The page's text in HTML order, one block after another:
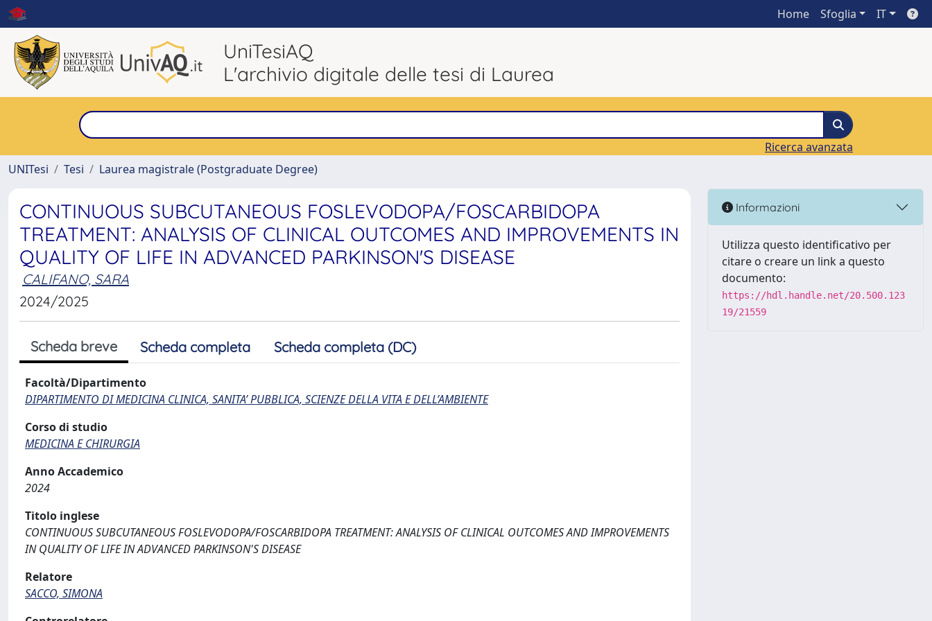
Home Sfoglia IT
UniTesiAQ
L'archivio digitale delle tesi di Laurea
Ricerca avanzata
UNITesi
Tesi Laurea magistrale (Postgraduate Degree)
CONTINUOUS SUBCUTANEOUS FOSLEVODOPA/FOSCARBIDOPA
TREATMENT: ANALYSIS OF CLINICAL OUTCOMES AND IMPROVEMENTS IN
QUALITY OF LIFE IN ADVANCED PARKINSON'S DISEASE
CALIFANO, SARA
2024/2025
Scheda breve Scheda completa Scheda completa (DC)
Facoltà/Dipartimento
DIPARTIMENTO DI MEDICINA CLINICA, SANITA’ PUBBLICA, SCIENZE DELLA VITA E DELL’AMBIENTE
Corso di studio
MEDICINA E CHIRURGIA
Anno Accademico
2024
Titolo inglese
CONTINUOUS SUBCUTANEOUS FOSLEVODOPA/FOSCARBIDOPA TREATMENT: ANALYSIS OF CLINICAL OUTCOMES AND IMPROVEMENTS
IN QUALITY OF LIFE IN ADVANCED PARKINSON'S DISEASE
Relatore
SACCO, SIMONA
Informazioni
Utilizza questo identificativo per
citare o creare un link a questo
documento:
https://hdl.handle.net/20.500.123
19/21559